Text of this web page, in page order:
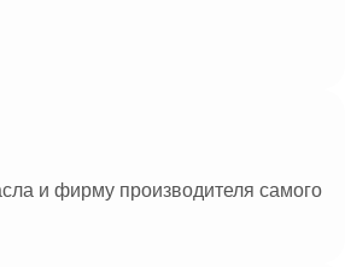
и фирму производителя самого